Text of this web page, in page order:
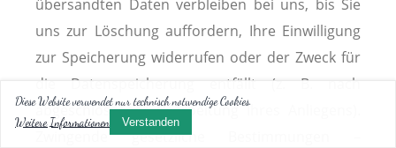
Diese Website verwendet nur technisch notwendige Cookies.
Weitere Informationen
Verstanden
übersandten Daten verbleiben bei uns, bis Sie
uns zur Löschung auffordern, Ihre Einwilligung
zur Speicherung widerrufen oder der Zweck für
die Datenspeicherung entfällt (z. B. nach
abgeschlossener Bearbeitung Ihres Anliegens).
Zwingende gesetzliche Bestimmungen –